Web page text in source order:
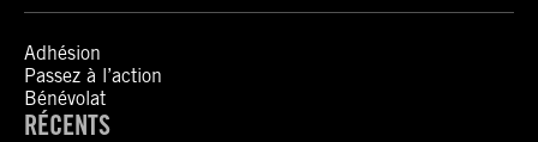
Adhésion
Passez à l’action
Bénévolat
RÉCENTS